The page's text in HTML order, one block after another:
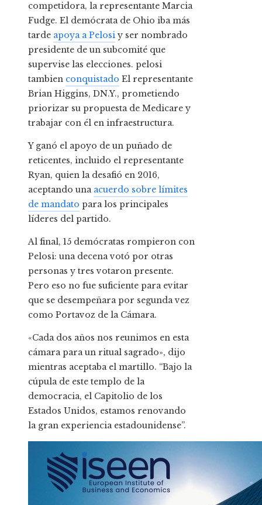
competidora, la representante Marcia
Fudge. El demócrata de Ohio iba más
tarde apoya a Pelosi y ser nombrado
presidente de un subcomité que
supervise las elecciones. pelosi
tambien conquistado El representante
Brian Higgins, DN.Y., prometiendo
priorizar su propuesta de Medicare y
trabajar con él en infraestructura.
Y ganó el apoyo de un puñado de
reticentes, incluido el representante
Ryan, quien la desafió en 2016,
aceptando una acuerdo sobre límites
de mandato para los principales
líderes del partido.
Al final, 15 demócratas rompieron con
Pelosi: una decena votó por otras
personas y tres votaron presente.
Pero eso no fue suficiente para evitar
que se desempeñara por segunda vez
como Portavoz de la Cámara.
«Cada dos años nos reunimos en esta
cámara para un ritual sagrado», dijo
mientras aceptaba el martillo. “Bajo la
cúpula de este templo de la
democracia, el Capitolio de los
Estados Unidos, estamos renovando
la gran experiencia estadounidense”.